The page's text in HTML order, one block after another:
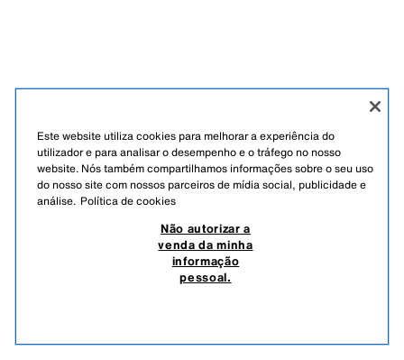
Este website utiliza cookies para melhorar a experiência do
utilizador e para analisar o desempenho e o tráfego no nosso
website. Nós também compartilhamos informações sobre o seu uso
do nosso site com nossos parceiros de mídia social, publicidade e
análise. Política de cookies
Não autorizar a
venda da minha
informação
pessoal.